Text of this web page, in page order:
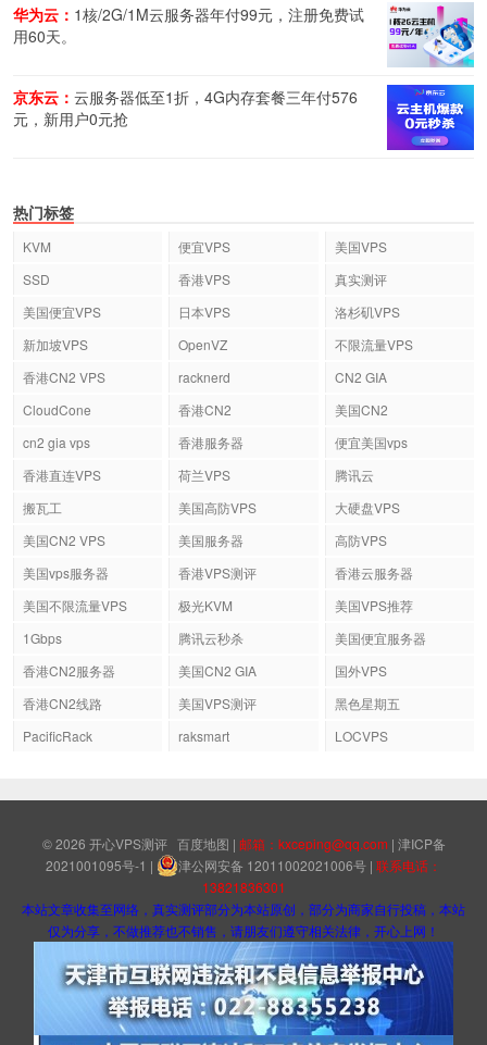
华为云： 1核/2G/1M云服务器年付99元，注册免费试
用60天。
京东云： 云服务器低至1折，4G内存套餐三年付576
元，新用户0元抢
热门标签
KVM 便宜VPS
美国VPS
SSD
香港VPS
真实测评
美国便宜VPS
日本VPS
洛杉矶VPS
新加坡VPS
OpenVZ
不限流量VPS
香港CN2 VPS
racknerd
CN2 GIA
CloudCone
香港CN2
美国CN2
cn2 gia vps
香港服务器
便宜美国vps
香港直连VPS
荷兰VPS
腾讯云
搬瓦工
美国高防VPS
大硬盘VPS
美国CN2 VPS
美国服务器
高防VPS
美国vps服务器
香港VPS测评
香港云服务器
美国不限流量VPS
极光KVM
美国VPS推荐
1Gbps
腾讯云秒杀
美国便宜服务器
香港CN2服务器
美国CN2 GIA
国外VPS
香港CN2线路
美国VPS测评
黑色星期五
PacificRack
raksmart LOCVPS
© 2026 开心VPS测评 百度地图 | 邮箱：kxceping@qq.com | 津ICP备
2021001095号-1 | 津公网安备 12011002021006号 | 联系电话：
13821836301
本站文章收集至网络，真实测评部分为本站原创，部分为商家自行投稿，本站
仅为分享，不做推荐也不销售，请朋友们遵守相关法律，开心上网！